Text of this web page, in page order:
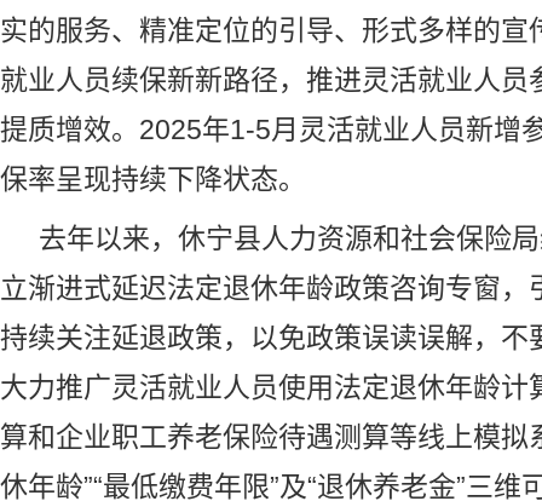
实的服务、精准定位的引导、形式多样的宣
就业人员续保新新路径，推进灵活就业人员
提质增效。2025年1-5月灵活就业人员新增
保率呈现持续下降状态。
去年以来，休宁县人力资源和社会保险
立渐进式延迟法定退休年龄政策咨询专窗，
持续关注延退政策，以免政策误读误解，不
大力推广灵活就业人员使用法定退休年龄计
算和企业职工养老保险待遇测算等线上模拟
休年龄”“最低缴费年限”及“退休养老金”三维